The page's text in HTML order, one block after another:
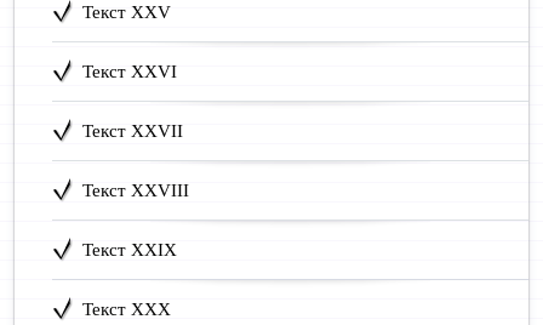
Текст XXV
Текст XXVI
Текст XXVII
Текст XXVIII
Текст XXIX
Текст XXX